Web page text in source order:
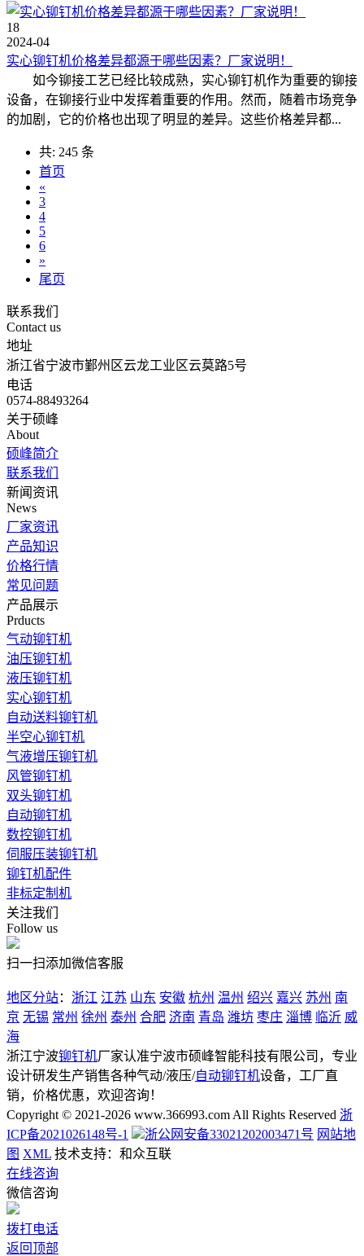
18
2024-04
实心铆钉机价格差异都源于哪些因素？厂家说明！
如今铆接工艺已经比较成熟，实心铆钉机作为重要的铆接
设备，在铆接行业中发挥着重要的作用。然而，随着市场竞争
的加剧，它的价格也出现了明显的差异。这些价格差异都...
共: 245 条
首页
«
3
4
5
6
»
尾页
联系我们
Contact us
地址
浙江省宁波市鄞州区云龙工业区云莫路5号
电话
0574-88493264
关于硕峰
About
硕峰简介
联系我们
新闻资讯
News
厂家资讯
产品知识
价格行情
常见问题
产品展示
Prducts
气动铆钉机
油压铆钉机
液压铆钉机
实心铆钉机
自动送料铆钉机
半空心铆钉机
气液增压铆钉机
风管铆钉机
双头铆钉机
自动铆钉机
数控铆钉机
伺服压装铆钉机
铆钉机配件
非标定制机
关注我们
Follow us
扫一扫添加微信客服
地区分站： 浙江 江苏 山东 安徽 杭州 温州 绍兴 嘉兴 苏州 南
京 无锡 常州 徐州 泰州 合肥 济南 青岛 潍坊 枣庄 淄博 临沂 威
海
浙江宁波铆钉机厂家认准宁波市硕峰智能科技有限公司，专业
设计研发生产销售各种气动/液压/自动铆钉机设备，工厂直
销，价格优惠，欢迎咨询！
Copyright © 2021-2026 www.366993.com All Rights Reserved 浙
ICP备2021026148号-1
浙公网安备33021202003471号 网站地
图 XML 技术支持：和众互联
在线咨询
微信咨询
拨打电话
返回顶部